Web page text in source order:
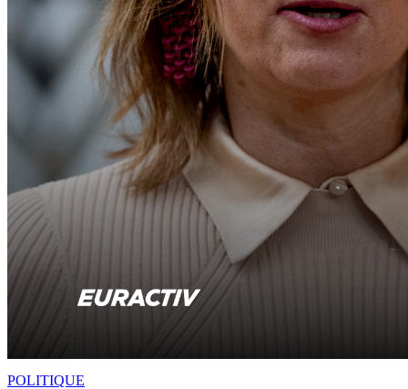
POLITIQUE